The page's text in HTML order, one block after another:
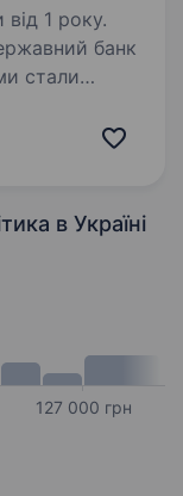
1 року.
стали
місії —
в Україні
127 000 грн